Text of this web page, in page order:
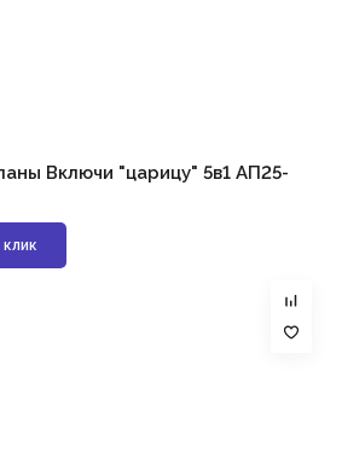
Включи "царицу" 5в1 АП25-
клик